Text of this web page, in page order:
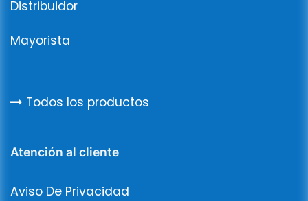
Distribuidor
Mayorista
Todos los productos
Atención al cliente
Aviso De Privacidad